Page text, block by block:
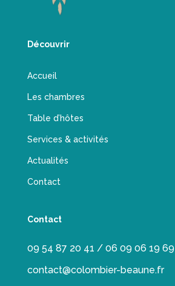
Découvrir
Accueil
Les chambres
Table d’hôtes
Services & activités
Actualités
Contact
Contact
09 54 87 20 41 / 06 09 06 19 69
contact@colombier-beaune.fr